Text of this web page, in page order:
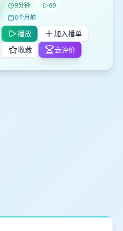
9分钟
69
6个月前
播放
加入播单
收藏
去评价
取消 确定